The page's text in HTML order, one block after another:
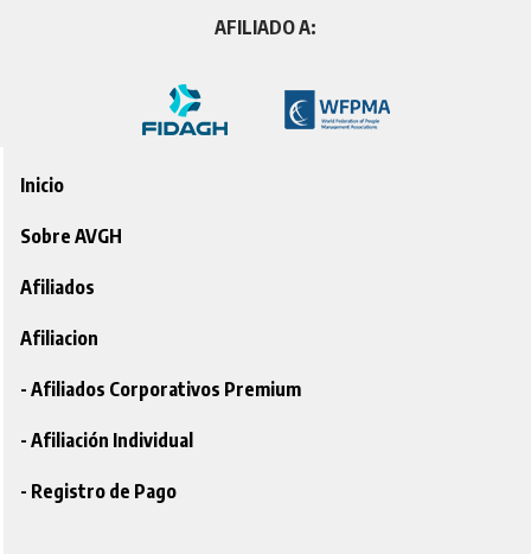
AFILIADO A:
Inicio
Sobre AVGH
Afiliados
Afiliacion
- Afiliados Corporativos Premium
- Afiliación Individual
- Registro de Pago